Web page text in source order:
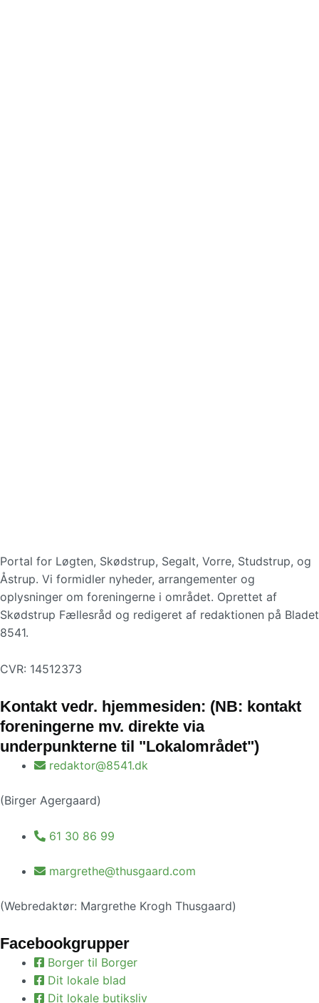
Portal for Løgten, Skødstrup, Segalt, Vorre, Studstrup, og
Åstrup. Vi formidler nyheder, arrangementer og
oplysninger om foreningerne i området. Oprettet af
Skødstrup Fællesråd og redigeret af redaktionen på Bladet
8541.
CVR: 14512373
Kontakt vedr. hjemmesiden: (NB: kontakt
foreningerne mv. direkte via
underpunkterne til "Lokalområdet")
redaktor@8541.dk
(Birger Agergaard)
61 30 86 99
margrethe@thusgaard.com
(Webredaktør: Margrethe Krogh Thusgaard)
Facebookgrupper
Borger til Borger
Dit lokale blad
Dit lokale butiksliv